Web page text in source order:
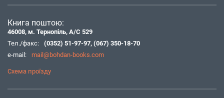
Книга поштою:
46008, м. Тернопіль, А/С 529
Тел./факс:
(0352) 51-97-97, (067) 350-18-70
e-mail:
mail@bohdan-books.com
Схема проїзду